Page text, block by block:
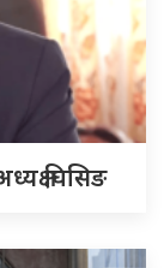
घिसिङ